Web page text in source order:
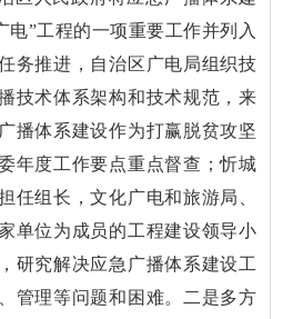
电”工程的一项重要工作并列入
务推进，自治区广电局组织技
技术体系架构和技术规范，来
播体系建设作为打赢脱贫攻坚
年度工作要点重点督查；忻城
任组长，文化广电和旅游局、
单位为成员的工程建设领导小
研究解决应急广播体系建设工
管理等问题和困难。二是多方